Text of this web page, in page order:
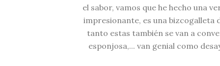
el sabor, vamos que he hecho una
impresionante, es una bizcogalleta
tanto estas también se van a
esponjosa,... van genial como